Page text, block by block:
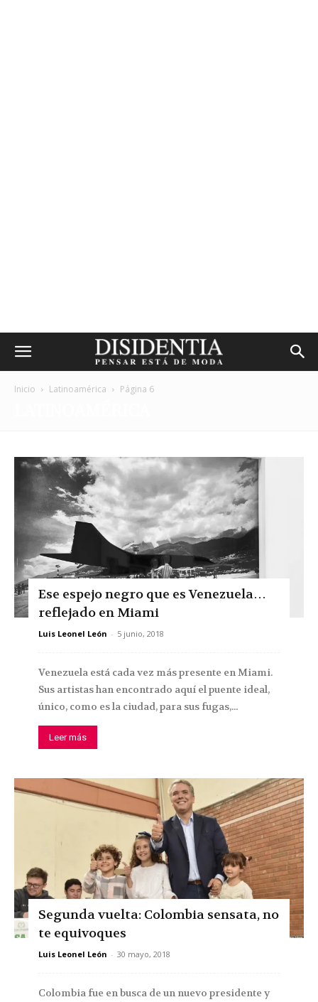
Inicio Latinoamérica Página 6
Ese espejo negro que es Venezuela…
reflejado en Miami
Luis Leonel León - 5 junio, 2018
Venezuela está cada vez más presente en Miami.
Sus artistas han encontrado aquí el puente ideal,
único, como es la ciudad, para sus fugas,...
Leer más
Segunda vuelta: Colombia sensata, no
te equivoques
Luis Leonel León - 30 mayo, 2018
Colombia fue en busca de un nuevo presidente y